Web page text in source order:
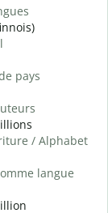
pays
/ Alphabet
langue